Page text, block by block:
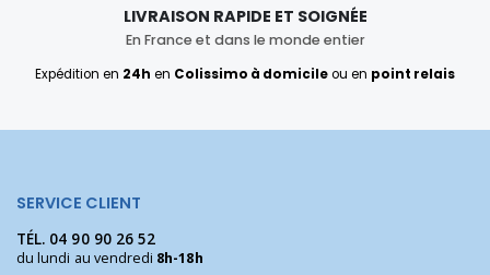
LIVRAISON RAPIDE ET SOIGNÉE
En France et dans le monde entier
Expédition en 24h en Colissimo à domicileou en point relais
SERVICE CLIENT
TÉL. 04 90 90 26 52
du lundi au vendredi 8h-18h